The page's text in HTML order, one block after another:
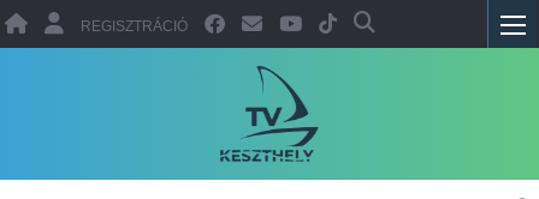
REGISZTRÁCIÓ